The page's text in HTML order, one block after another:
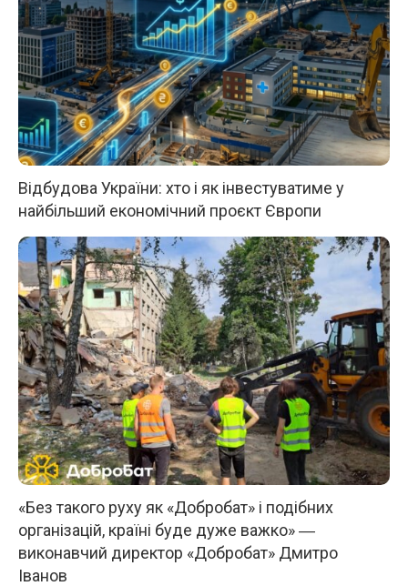
Відбудова України: хто і як інвестуватиме у
найбільший економічний проєкт Європи
«Без такого руху як «Добробат» і подібних
організацій, країні буде дуже важко» ―
виконавчий директор «Добробат» Дмитро
Іванов